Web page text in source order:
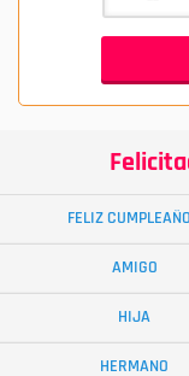
FELIZ
AMIGO
HIJA
HERMANO